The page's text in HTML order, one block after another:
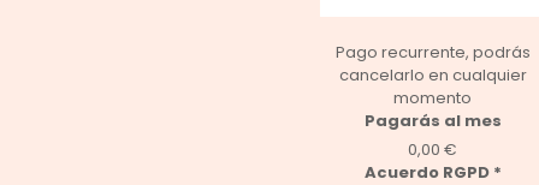
Pago recurrente, podrás
cancelarlo en cualquier
momento
Pagarás al mes
0,00 €
Acuerdo RGPD *